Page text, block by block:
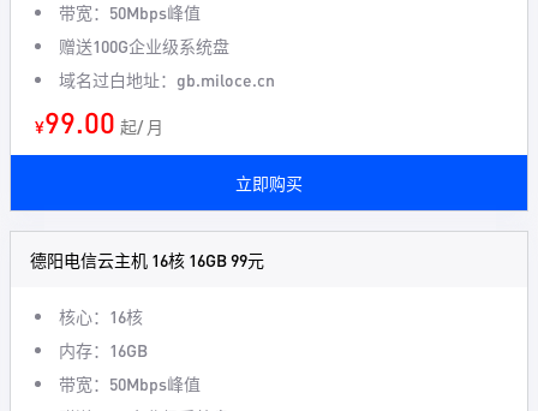
带宽：50Mbps峰值
赠送100G企业级系统盘
域名过白地址：gb.miloce.cn
¥99.00 起/ 月
立即购买
德阳电信云主机 16核 16GB 99元
核心：16核
内存：16GB
带宽：50Mbps峰值